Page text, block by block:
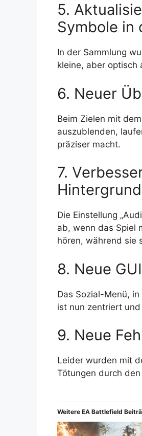
5.
Symbole in
In der Sammlung
kleine, aber optisch
6. Neuer
Beim Zielen mit
auszublenden,
präziser macht.
7.
Die Einstellung
ab, wenn das Spiel
hören, während sie
8. Neue
Das Sozial-Menü,
ist nun zentriert
9. Neue
Leider wurden mit
Tötungen durch
Weitere EA Battlefield